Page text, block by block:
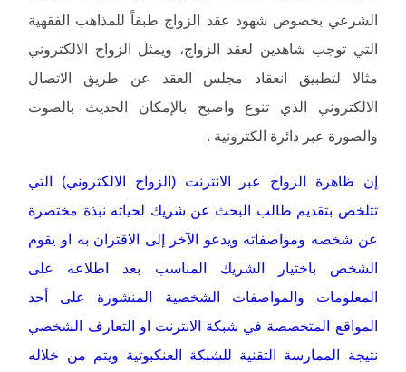
الشرعي بخصوص شهود عقد الزواج طبقاً للمذاهب الفقهية
التي توجب شاهدين لعقد الزواج، ويمثل الزواج الالكتروني
مثالا لتطبيق انعقاد مجلس العقد عن طريق الاتصال
الالكتروني الذي تنوع واصبح بالإمكان الحديث بالصوت
والصورة عبر دائرة الكترونية .
إن ظاهرة الزواج عبر الانترنت (الزواج الالكتروني) التي
تتلخص بتقديم طالب البحث عن شريك لحياته نبذة مختصرة
عن شخصه ومواصفاته ويدعو الآخر إلى الاقتران به او يقوم
الشخص باختيار الشريك المناسب بعد اطلاعه على
المعلومات والمواصفات الشخصية المنشورة على أحد
المواقع المتخصصة في شبكة الانترنت او التعارف الشخصي
نتيجة الممارسة التقنية للشبكة العنكبوتية ويتم من خلاله